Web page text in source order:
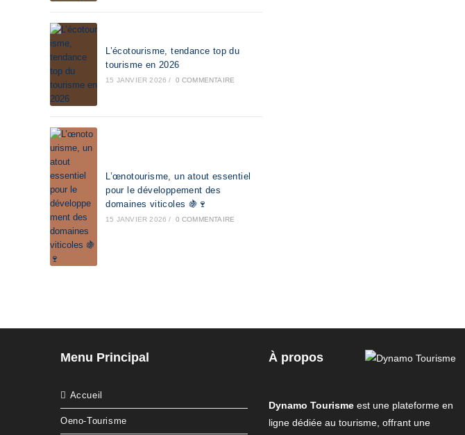
L’écotourisme, tendance top du
tourisme en 2026
15 JANVIER 2026 / 0 COMMENTAIRE
L’œnotourisme, un atout essentiel
pour le développement des
domaines viticoles 🍇🍷
15 JANVIER 2026 / 0 COMMENTAIRE
Menu Principal
Accueil
Oeno-Tourisme
À propos
Dynamo Tourisme est une plateforme en
ligne dédiée au tourisme, offrant une